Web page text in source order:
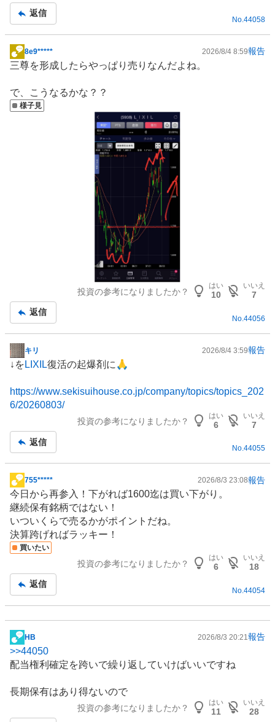
事
返信
No.44058
掲
示
記
事
8e9***** 2026/8/4 8:59報告
三尊を形成したらやっぱり売りなんだよね。
で、こうなるかな？？
様子見
投資の参考になりましたか？
はい
10
いいえ
7
返信
No. 44056
掲
示
記
事
キリ 2026/8/4 3:59報告
↓を LIXIL復活の起爆剤に🙏
https://www.sekisuihouse.co.jp/company/topics/topics_202
6/20260803/
投資の参考になりましたか？
はい
6
いいえ
7
返信
No.44055
掲
示
板
記
事
755***** 2026/8/3 23:08報告
今日から再参入！下がれば1600迄は買い下がり。
継続保有銘柄ではない！
いついくらで売るかがポイントだね。
決算跨げればラッキー！
買いたい
投資の参考になりましたか？
はい
6
いいえ
18
返信
No. 44054
掲
示
板
事
HB 2026/8/3 20:21 報告
>>44050
配当権利確定を跨いで繰り返していけばいいですね
長期保有はあり得ないので
投資の参考になりましたか？
はい
11
いいえ
28